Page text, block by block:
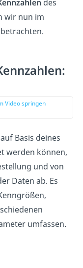
des
wir nun im
Video springen
Basis deines
werden können,
und von
Daten ab. Es
umfassen.